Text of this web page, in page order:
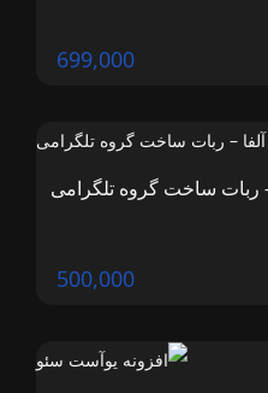
699,000
ساخت گروه تلگرامی
500,000